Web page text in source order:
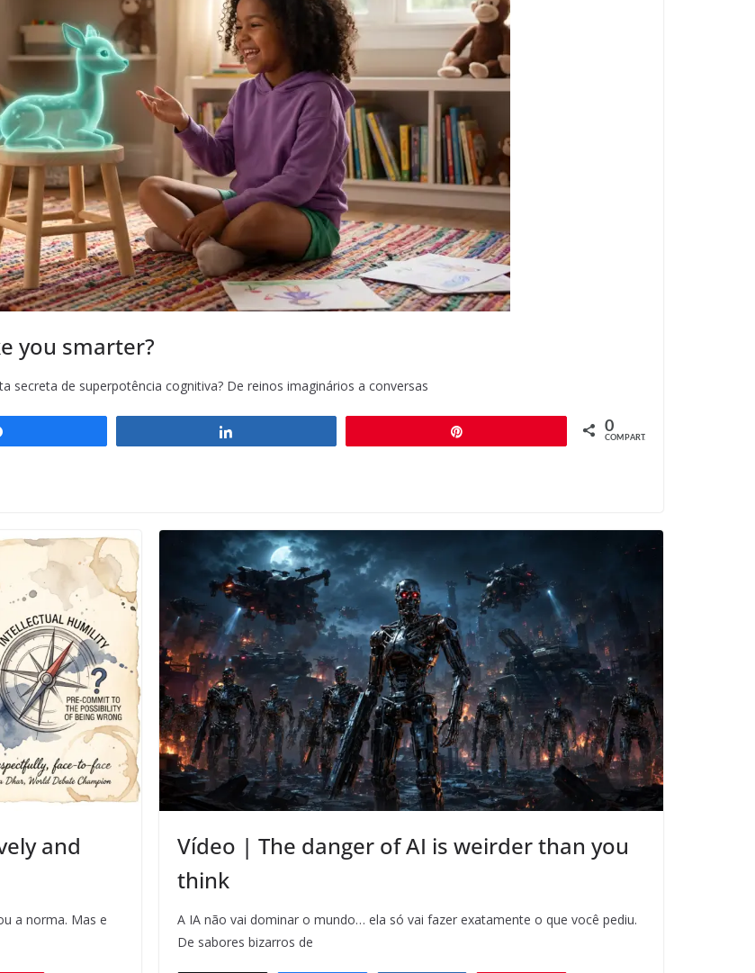
you smarter?
secreta de superpotência cognitiva? De reinos imaginários a conversas
0
COMPART.
and
a norma. Mas e
Vídeo | The danger of AI is weirder than you
think
A IA não vai dominar o mundo… ela só vai fazer exatamente o que você pediu.
De sabores bizarros de